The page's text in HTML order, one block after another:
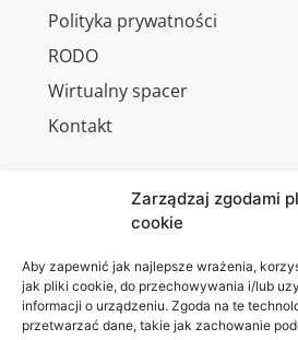
Zarządzaj zgodami
cookie
Aby zapewnić jak najlepsze wrażenia,
jak pliki cookie, do przechowywania i/lub
informacji o urządzeniu. Zgoda na te
przetwarzać dane, takie jak zachowanie
Polityka prywatności
RODO
Wirtualny spacer
Kontakt
Akademia
WSEI
ul.